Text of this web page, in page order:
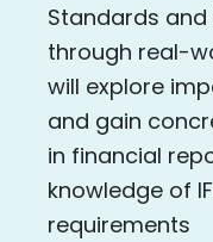
Standards
through real-
will explore
and gain
in financial
knowledge of
requirements